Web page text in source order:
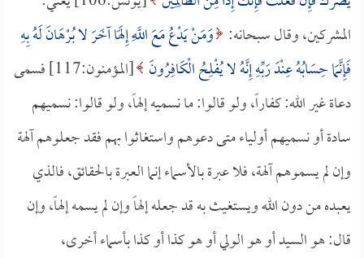
المشركين، وقال سبحانه: وَمَنْ يَدْعُ مَعَ اللَّهِ إِلَهًا آخَرَ لا بُرْهَانَ لَهُ بِهِ
فَإِنَّمَا حِسَابُهُ عِنْدَ رَبِّهِ إِنَّهُ لا يُفْلِحُ الْكَافِرُونَ
[المؤمنون:117] فسمى
دعاة غير الله: كفاراً، ولو قالوا: ما نسميه إلهاً، ولو قالوا: نسميهم
سادة أو نسميهم أولياء متى دعوهم واستغاثوا بهم فقد جعلوهم آلهة
وإن لم يسموهم آلهة، فلا عبرة بالأسماء إنما العبرة بالحقائق، فالذي
يعبده من دون الله ويستغيث به قد جعله إلهاً وإن لم يسمه إلهاً، وإن
قال: هو السيد أو هو الولي أو هو كذا أو كذا بأسماء أخرى،